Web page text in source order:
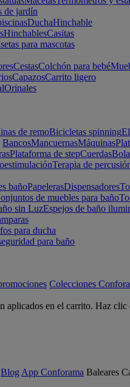
de jardín
DuchaHinchable
HinchablesCasitas
para mascotas
CestasColchón para bebé
CapazosCarrito ligero
Orinales
de remoBicicletas spinning
BancosMancuernasMáquinas
Plataforma de stepCuerdas
Terapia de
bañoPapelerasDispensadores
de muebles para baño
sin LuzEspejos de baño
para ducha
para baño
Colecciones
aplicados en el carrito. Haz
Blog App Conforama Baleares